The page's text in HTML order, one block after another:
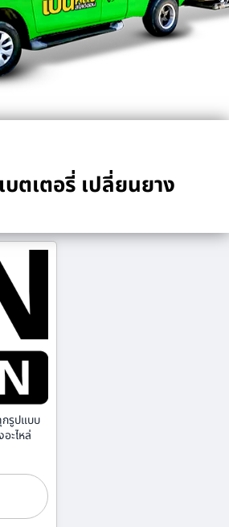
ตเตอรี่ เปลี่ยนยาง
รูปแบบ
ะไหล่